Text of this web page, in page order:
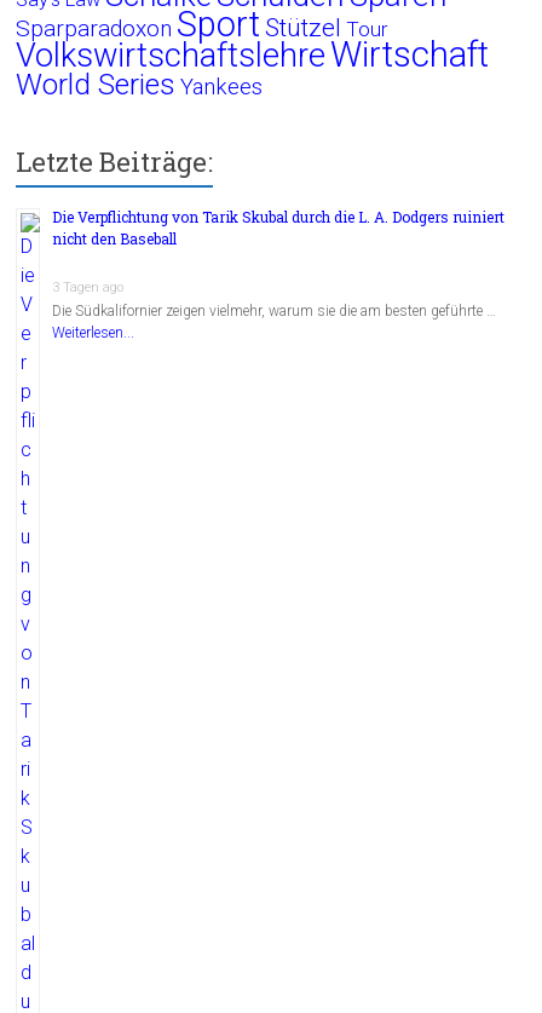
Sparparadoxon Sport Stützel Tour
VolkswirtschaftslehreWirtschaft
World Series Yankees
Letzte Beiträge:
Die Verpflichtung von Tarik Skubal durch die L. A. Dodgers ruiniert
nicht den Baseball
3 Tagen ago
Die Südkalifornier zeigen vielmehr, warum sie die am besten geführte …
Weiterlesen...